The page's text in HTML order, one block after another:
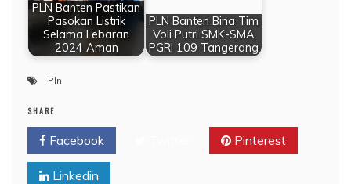
PLN Banten Pastikan
Pasokan Listrik
Selama Lebaran
2024 Aman
PLN Banten Bina Tim
Voli Putri SMK-SMA
PGRI 109 Tangerang
Pln
SHARE
Facebook Pinterest
Linkedin